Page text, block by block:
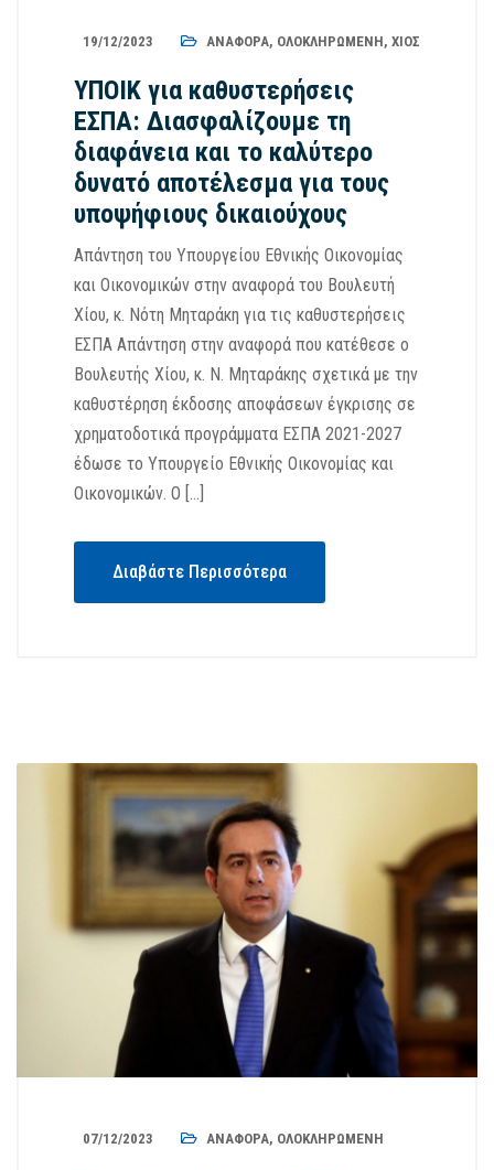
19/12/2023 ΑΝΑΦΟΡΆ, ΟΛΟΚΛΗΡΩΜΈΝΗ, ΧΊΟΣ
ΥΠΟΙΚ για καθυστερήσεις
ΕΣΠΑ: Διασφαλίζουμε τη
διαφάνεια και το καλύτερο
δυνατό αποτέλεσμα για τους
υποψήφιους δικαιούχους
Απάντηση του Υπουργείου Εθνικής Οικονομίας
και Οικονομικών στην αναφορά του Βουλευτή
Χίου, κ. Νότη Μηταράκη για τις καθυστερήσεις
ΕΣΠΑ Απάντηση στην αναφορά που κατέθεσε ο
Βουλευτής Χίου, κ. Ν. Μηταράκης σχετικά με την
καθυστέρηση έκδοσης αποφάσεων έγκρισης σε
χρηματοδοτικά προγράμματα ΕΣΠΑ 2021-2027
έδωσε το Υπουργείο Εθνικής Οικονομίας και
Οικονομικών. Ο […]
Διαβάστε Περισσότερα
07/12/2023 ΑΝΑΦΟΡΆ, ΟΛΟΚΛΗΡΩΜΈΝΗ